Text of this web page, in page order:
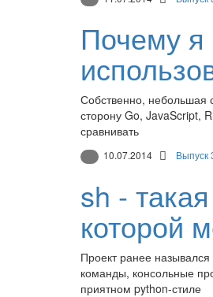
Почему я
Собственно, небольшая
сторону Go, JavaScript,
сравнивать
10.07.2014 Выпуск
sh -
которой
Проект ранее
команды, консольные
приятном python-стиле